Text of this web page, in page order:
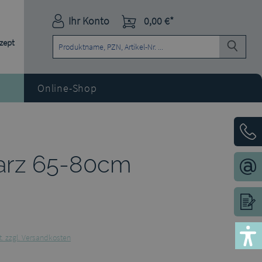
Ihr Konto 0,00 €*
Online-Shop
65-80cm
zzgl. Versandkosten